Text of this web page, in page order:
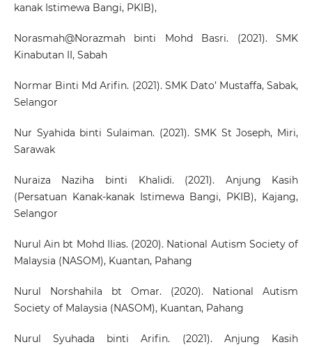
kanak Istimewa Bangi, PKIB),
Norasmah@Norazmah binti Mohd Basri. (2021). SMK
Kinabutan II, Sabah
Normar Binti Md Arifin. (2021). SMK Dato’ Mustaffa, Sabak,
Selangor
Nur Syahida binti Sulaiman. (2021). SMK St Joseph, Miri,
Sarawak
Nuraiza Naziha binti Khalidi. (2021). Anjung Kasih
(Persatuan Kanak-kanak Istimewa Bangi, PKIB), Kajang,
Selangor
Nurul Ain bt Mohd Ilias. (2020). National Autism Society of
Malaysia (NASOM), Kuantan, Pahang
Nurul Norshahila bt Omar. (2020). National Autism
Society of Malaysia (NASOM), Kuantan, Pahang
Nurul Syuhada binti Arifin. (2021). Anjung Kasih